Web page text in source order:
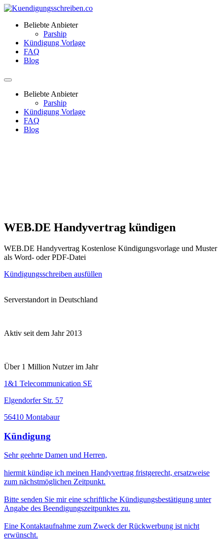
Beliebte Anbieter
Parship
Kündigung Vorlage
FAQ
Blog
Beliebte Anbieter
Parship
Kündigung Vorlage
FAQ
Blog
WEB.DE Handyvertrag kündigen
WEB.DE Handyvertrag Kostenlose Kündigungsvorlage und Muster
als Word- oder PDF-Datei
Kündigungsschreiben ausfüllen
Serverstandort in Deutschland
Aktiv seit dem Jahr 2013
Über 1 Million Nutzer im Jahr
1&1 Telecommunication SE
Elgendorfer Str. 57
56410 Montabaur
Kündigung
Sehr geehrte Damen und Herren,
hiermit kündige ich meinen Handyvertrag fristgerecht, ersatzweise
zum nächstmöglichen Zeitpunkt.
Bitte senden Sie mir eine schriftliche Kündigungsbestätigung unter
Angabe des Beendigungszeitpunktes zu.
Eine Kontaktaufnahme zum Zweck der Rückwerbung ist nicht
erwünscht.